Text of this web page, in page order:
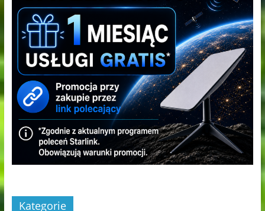
Kategorie